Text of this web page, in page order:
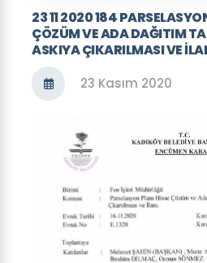
23 11 2020 184
ÇÖZÜM VE ADA DAĞITIM
ASKIYA ÇIKARILMASI VE
23 Kasım 2020